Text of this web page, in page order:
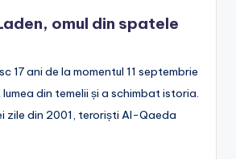
omul din spatele
17 ani de la momentul 11 septembrie
din temelii și a schimbat istoria.
zile din 2001, teroriști Al-Qaeda